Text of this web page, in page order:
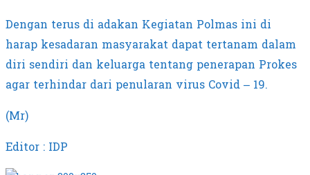
Dengan terus di adakan Kegiatan Polmas ini di
harap kesadaran masyarakat dapat tertanam dalam
diri sendiri dan keluarga tentang penerapan Prokes
agar terhindar dari penularan virus Covid – 19.
(Mr)
Editor : IDP